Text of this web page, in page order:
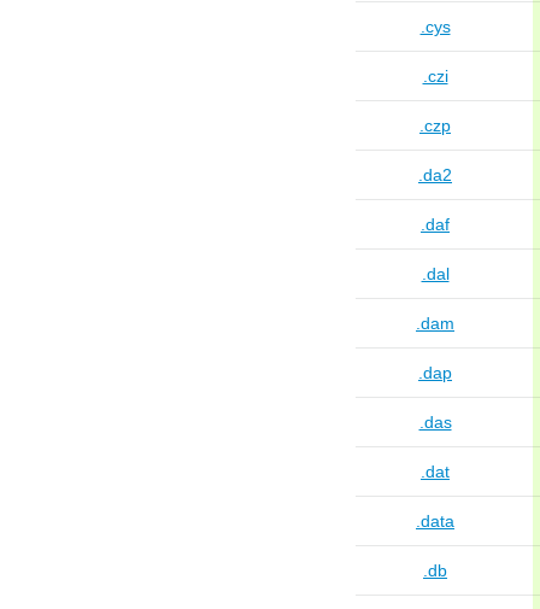
.cys
.czi
.czp
.da2
.daf
.dal
.dam
.dap
.das
.dat
.data
.db